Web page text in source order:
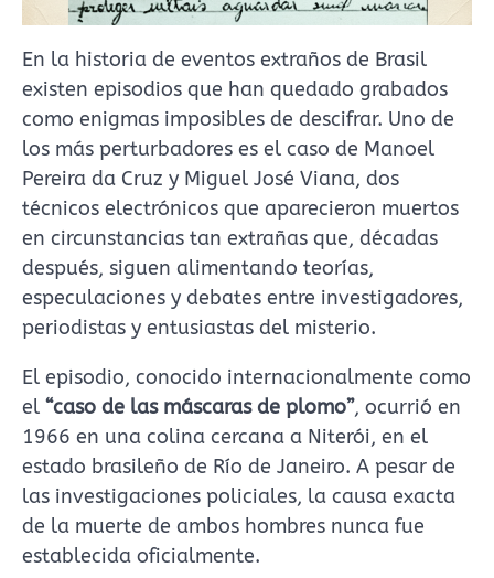
En la historia de eventos extraños de Brasil
existen episodios que han quedado grabados
como enigmas imposibles de descifrar. Uno de
los más perturbadores es el caso de Manoel
Pereira da Cruz y Miguel José Viana, dos
técnicos electrónicos que aparecieron muertos
en circunstancias tan extrañas que, décadas
después, siguen alimentando teorías,
especulaciones y debates entre investigadores,
periodistas y entusiastas del misterio.
El episodio, conocido internacionalmente como
el “caso de las máscaras de plomo”, ocurrió en
1966 en una colina cercana a Niterói, en el
estado brasileño de Río de Janeiro. A pesar de
las investigaciones policiales, la causa exacta
de la muerte de ambos hombres nunca fue
establecida oficialmente.